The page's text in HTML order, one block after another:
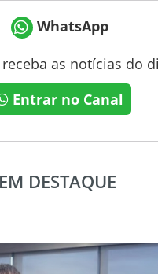
WhatsApp
as notícias do
Entrar no Canal
EM DESTAQUE